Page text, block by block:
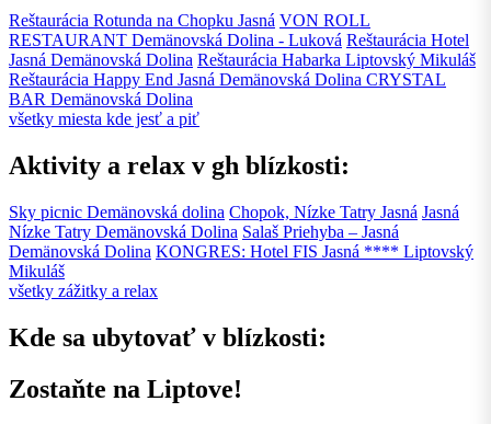
Reštaurácia Rotunda na Chopku Jasná VON ROLL
RESTAURANT Demänovská Dolina - Luková Reštaurácia Hotel
Jasná Demänovská Dolina Reštaurácia Habarka Liptovský Mikuláš
Reštaurácia Happy End Jasná Demänovská Dolina CRYSTAL
BAR Demänovská Dolina
všetky miesta kde jesť a piť
Aktivity a relax v gh blízkosti:
Sky picnic Demänovská dolina Chopok, Nízke Tatry Jasná Jasná
Nízke Tatry Demänovská Dolina Salaš Priehyba – Jasná
Demänovská Dolina KONGRES: Hotel FIS Jasná **** Liptovský
Mikuláš
všetky zážitky a relax
Kde sa ubytovať v blízkosti:
Zostaňte na Liptove!